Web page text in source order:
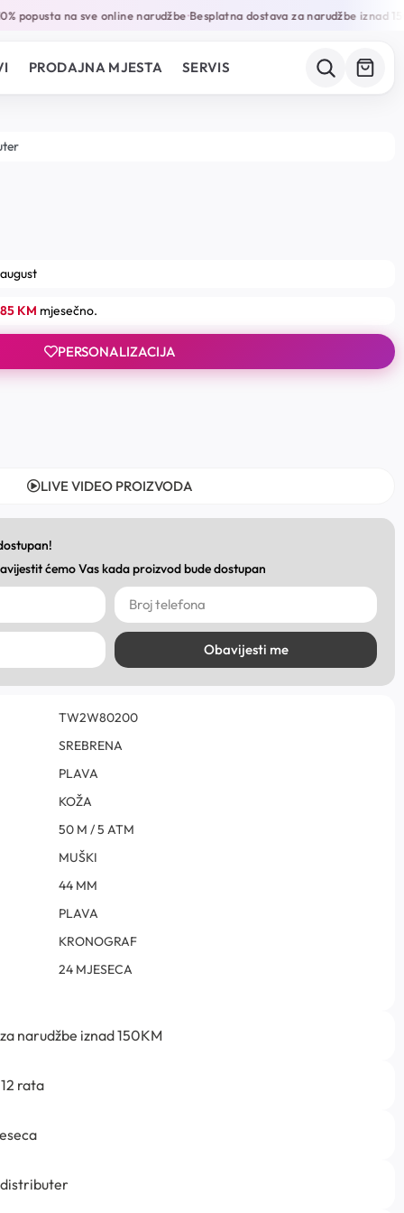
popusta na sve online narudžbe•Besplatna dostava za narudžbe iznad
PRODAJNA MJESTA SERVIS
KM mjesečno.
PERSONALIZACIJA
LIVE VIDEO PROIZVODA
ćemo Vas kada proizvod bude dostupan
Obavijesti me
TW2W80200
SREBRENA
PLAVA
KOŽA
50 M / 5 ATM
MUŠKI
44 MM
PLAVA
KRONOGRAF
24 MJESECA
narudžbe iznad 150KM
rata